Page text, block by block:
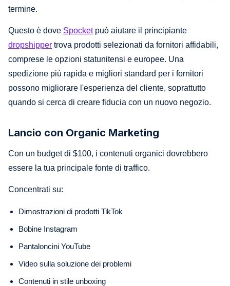
termine.
Questo è dove Spocketpuò aiutare il principiante
dropshipper trova prodotti selezionati da fornitori affidabili,
comprese le opzioni statunitensi e europee. Una
spedizione più rapida e migliori standard per i fornitori
possono migliorare l'esperienza del cliente, soprattutto
quando si cerca di creare fiducia con un nuovo negozio.
Lancio con Organic Marketing
Con un budget di $100, i contenuti organici dovrebbero
essere la tua principale fonte di traffico.
Concentrati su:
Dimostrazioni di prodotti TikTok
Bobine Instagram
Pantaloncini YouTube
Video sulla soluzione dei problemi
Contenuti in stile unboxing